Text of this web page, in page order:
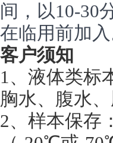
间，以10-30
在临用前加入
客户须知
1、液体类标
胸水、腹水
2、样本保存